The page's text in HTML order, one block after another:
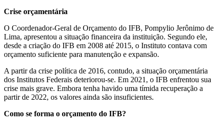
Crise orçamentária
O Coordenador-Geral de Orçamento do IFB, Pompylio Jerônimo de
Lima, apresentou a situação financeira da instituição. Segundo ele,
desde a criação do IFB em 2008 até 2015, o Instituto contava com
orçamento suficiente para manutenção e expansão.
A partir da crise política de 2016, contudo, a situação orçamentária
dos Institutos Federais deteriorou-se. Em 2021, o IFB enfrentou sua
crise mais grave. Embora tenha havido uma tímida recuperação a
partir de 2022, os valores ainda são insuficientes.
Como se forma o orçamento do IFB?